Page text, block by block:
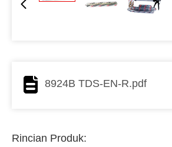
8924B TDS-EN-R.pdf
Rincian Produk: